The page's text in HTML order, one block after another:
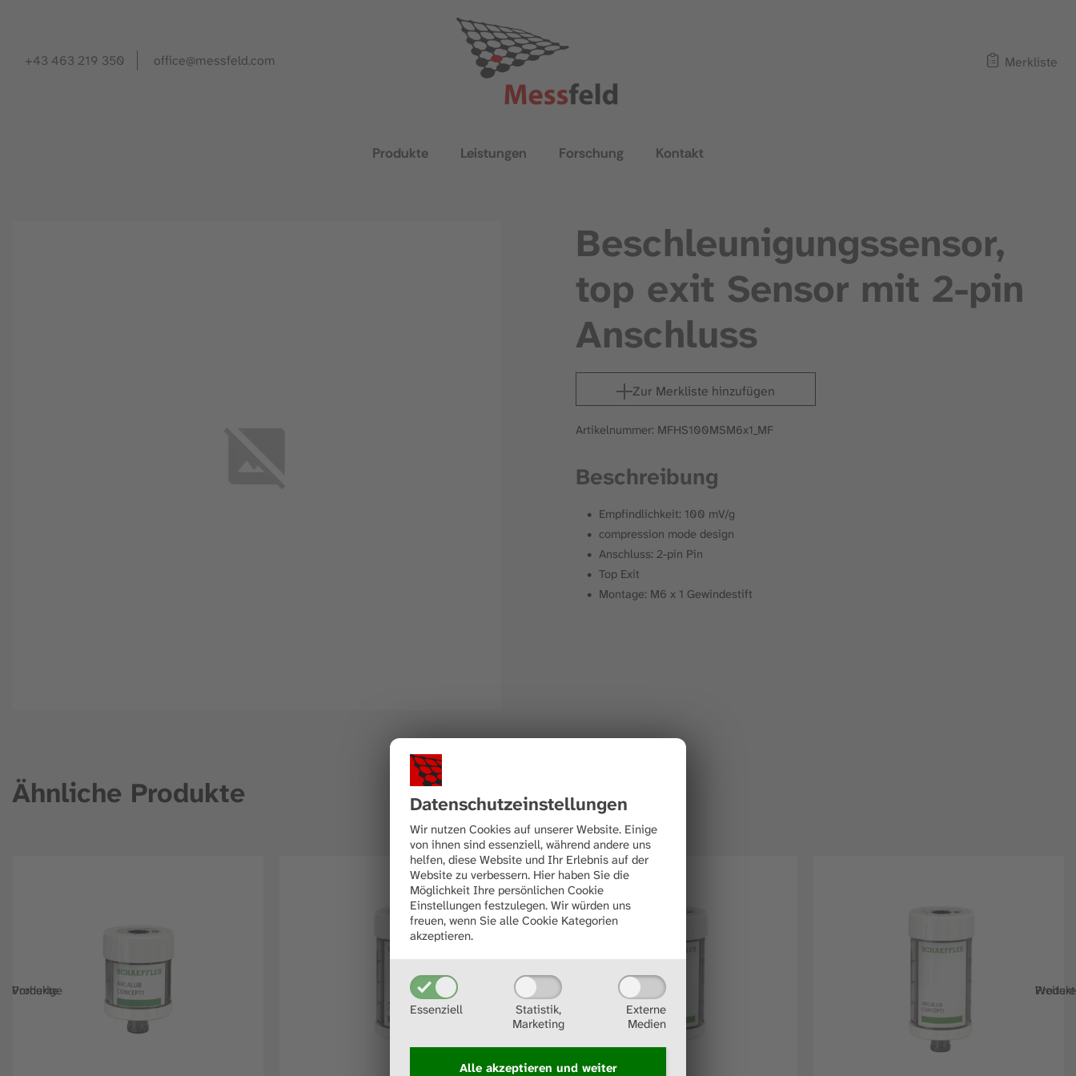
Datenschutz­einstellungen
Wir nutzen Cookies auf unserer Website. Einige
von ihnen sind essenziell, während andere uns
helfen, diese Website und Ihr Erlebnis auf der
Website zu verbessern. Hier haben Sie die
Möglichkeit Ihre persönlichen Cookie
Einstellungen festzulegen. Wir würden uns
freuen, wenn Sie alle Cookie Kategorien
akzeptieren.
Essenziell
Statistik,
Marketing
Externe
Medien
Alle akzeptieren und weiter
+43 463 219 350 office@messfeld.com Merkliste
Produkte Leistungen Forschung Kontakt
Beschleunigungssensor,
top exit Sensor mit 2-pin
Anschluss
Zur Merkliste hinzufügen
Artikelnummer: MFHS100MSM6x1_MF
Beschreibung
Empfindlichkeit: 100 mV/g
compression mode design
Anschluss: 2-pin Pin
Top Exit
Montage: M6 x 1 Gewindestift
Ähnliche Produkte
Vorherige Produkte Weitere